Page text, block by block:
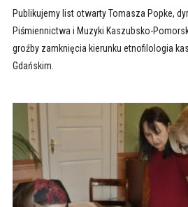
Publikujemy list otwarty Tomasza Popke,
Piśmiennictwa i Muzyki Kaszubsko-
groźby zamknięcia kierunku etnofilologia
Gdańskim.